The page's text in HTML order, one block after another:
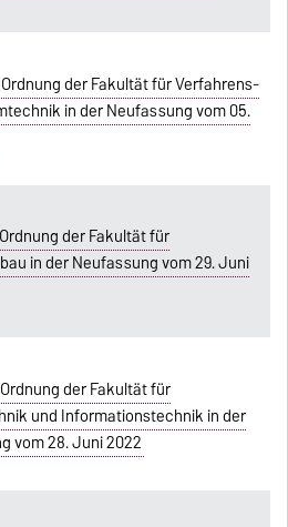
der Fakultät für Verfahrens-
in der Neufassung vom 05.
der Fakultät für
in der Neufassung vom 29. Juni
der Fakultät für
und Informationstechnik in der
vom 28. Juni 2022